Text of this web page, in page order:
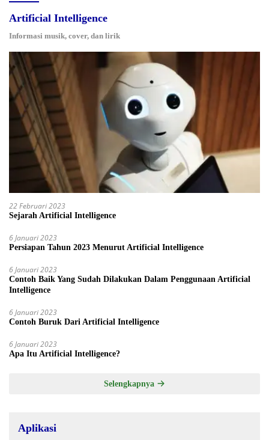
Artificial Intelligence
Informasi musik, cover, dan lirik
22 Februari 2023
Sejarah Artificial Intelligence
6 Januari 2023
Persiapan Tahun 2023 Menurut Artificial Intelligence
6 Januari 2023
Contoh Baik Yang Sudah Dilakukan Dalam Penggunaan Artificial
Intelligence
6 Januari 2023
Contoh Buruk Dari Artificial Intelligence
6 Januari 2023
Apa Itu Artificial Intelligence?
Selengkapnya
Aplikasi